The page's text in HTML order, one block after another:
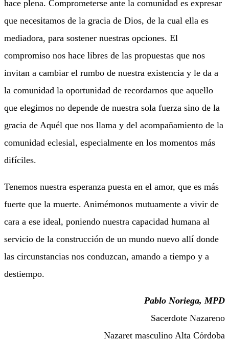
hace plena. Comprometerse ante la comunidad es expresar
que necesitamos de la gracia de Dios, de la cual ella es
mediadora, para sostener nuestras opciones. El
compromiso nos hace libres de las propuestas que nos
invitan a cambiar el rumbo de nuestra existencia y le da a
la comunidad la oportunidad de recordarnos que aquello
que elegimos no depende de nuestra sola fuerza sino de la
gracia de Aquél que nos llama y del acompañamiento de la
comunidad eclesial, especialmente en los momentos más
difíciles.
Tenemos nuestra esperanza puesta en el amor, que es más
fuerte que la muerte. Animémonos mutuamente a vivir de
cara a ese ideal, poniendo nuestra capacidad humana al
servicio de la construcción de un mundo nuevo allí donde
las circunstancias nos conduzcan, amando a tiempo y a
destiempo.
Pablo Noriega, MPD
Sacerdote Nazareno
Nazaret masculino Alta Córdoba